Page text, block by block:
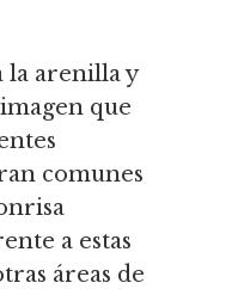
la arenilla y
que
comunes
a estas
áreas de